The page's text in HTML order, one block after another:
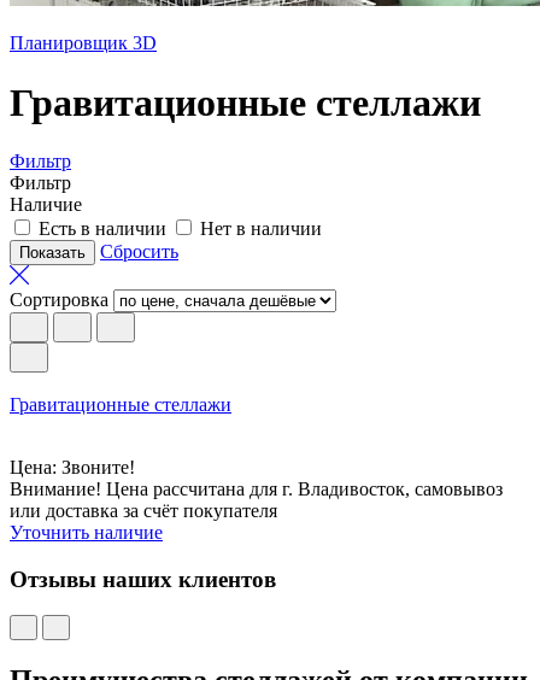
Планировщик 3D
Гравитационные стеллажи
Фильтр
Фильтр
Наличие
Есть в наличии
Нет в наличии
Сбросить
Сортировка
Гравитационные стеллажи
Цена: Звоните!
Внимание! Цена рассчитана для г. Владивосток, самовывоз
или доставка за счёт покупателя
Уточнить наличие
Отзывы наших клиентов